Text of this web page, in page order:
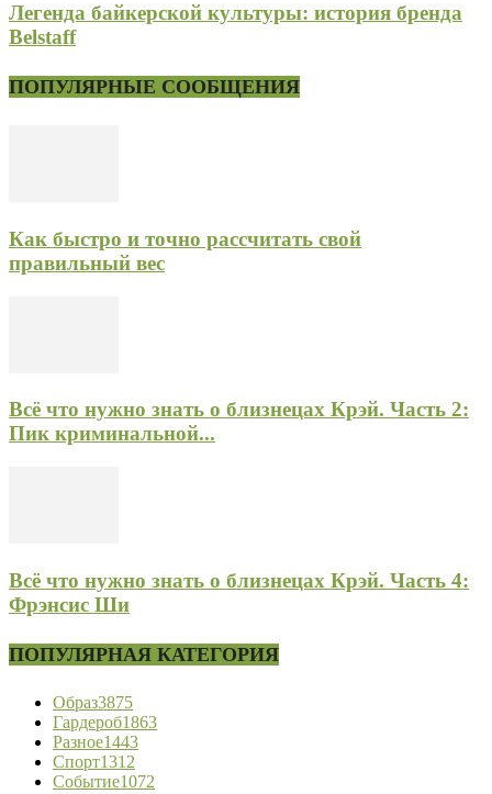
Легенда байкерской культуры: история бренда
Belstaff
ПОПУЛЯРНЫЕ СООБЩЕНИЯ
Как быстро и точно рассчитать свой
правильный вес
Всё что нужно знать о близнецах Крэй. Часть 2:
Пик криминальной...
Всё что нужно знать о близнецах Крэй. Часть 4:
Фрэнсис Ши
ПОПУЛЯРНАЯ КАТЕГОРИЯ
Образ3875
Гардероб1863
Разное1443
Спорт1312
Событие1072